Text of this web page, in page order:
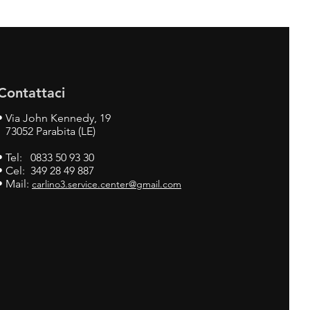
Via John Kennedy, 19
73052 Parabita (LE)
Tel: 0833 50 93 30
Cel: 349 28 49 887
Mail: carlino3.service.center@gmail.com